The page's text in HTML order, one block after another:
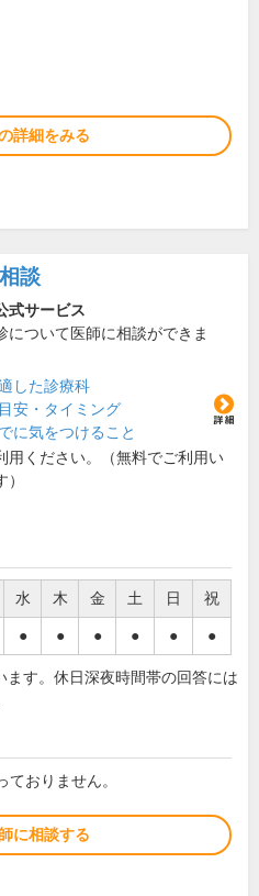
詳細をみる
談
式サービス
について医師に相談ができま
した診療科
安・タイミング
に気をつけること
用ください。（無料でご利用い
水 木 金 土 日 祝
● ● ● ● ● ●
す。休日深夜時間帯の回答には
おりません。
に相談する